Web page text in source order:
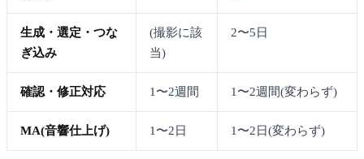
生成・選定・つな
ぎ込み
(撮影に該
当)
2〜5日
確認・修正対応 1〜2週間 1〜2週間(変わらず)
MA(音響仕上げ) 1〜2日 1〜2日(変わらず)